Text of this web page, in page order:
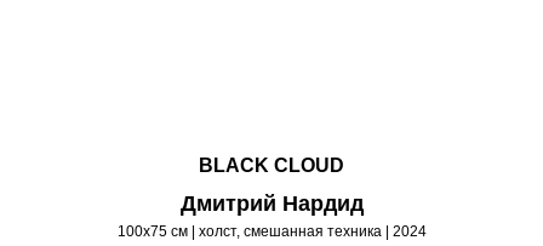
BLACK CLOUD
Дмитрий Нардид
100х75 см | холст, смешанная техника | 2024